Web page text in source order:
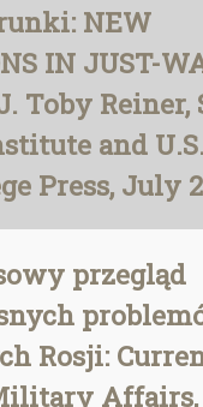
NEW
IN JUST-
Toby
and
Press, July
przegląd
Rosji:
Affairs,